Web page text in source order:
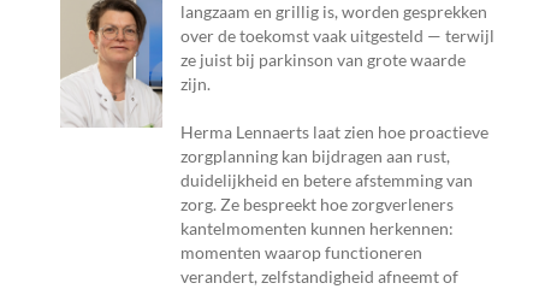
langzaam en grillig is, worden gesprekken
over de toekomst vaak uitgesteld — terwijl
ze juist bij parkinson van grote waarde
zijn.
Herma Lennaerts laat zien hoe proactieve
zorgplanning kan bijdragen aan rust,
duidelijkheid en betere afstemming van
zorg. Ze bespreekt hoe zorgverleners
kantelmomenten kunnen herkennen:
momenten waarop functioneren
verandert, zelfstandigheid afneemt of